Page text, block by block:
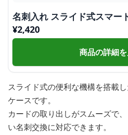
名刺入れ スライド式スマー
¥2,420
商品の詳細
スライド式の便利な機構を搭載
ケースです。
カードの取り出しがスムーズで
い名刺交換に対応できます。